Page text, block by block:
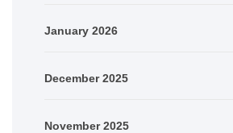
January 2026
December 2025
November 2025